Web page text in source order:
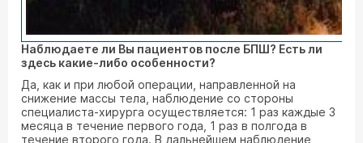
Наблюдаете ли Вы пациентов после БПШ? Есть ли
здесь какие-либо особенности?
Да, как и при любой операции, направленной на
снижение массы тела, наблюдение со стороны
специалиста-хирурга осуществляется: 1 раз каждые 3
месяца в течение первого года, 1 раз в полгода в
течение второго года. В дальнейшем наблюдение